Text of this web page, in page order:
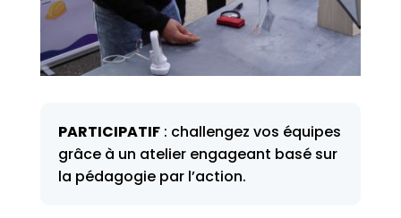
PARTICIPATIF: challengez vos équipes
grâce à un atelier engageant basé sur
la pédagogie par l’action.